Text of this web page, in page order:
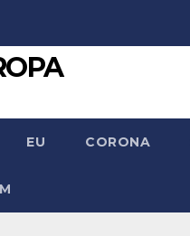
EU CORONA